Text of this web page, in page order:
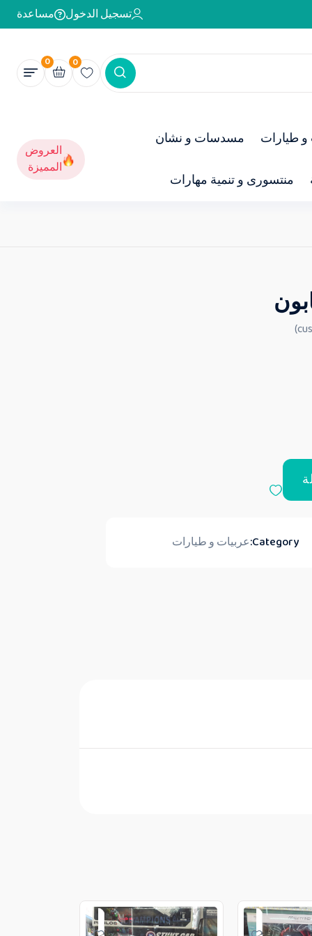
تسجيل الدخول مساعدة
0
0
و طيارات مسدسات و نشان
منتسورى و تنمية مهارات
العروض
المميزة
Category: عربيات و طيارات